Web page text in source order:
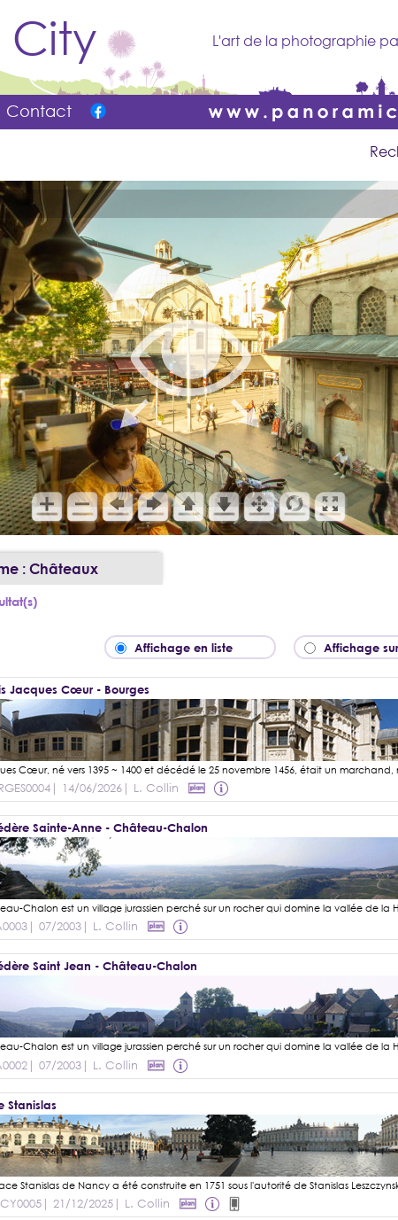
L'art de la photographie
Contact
: Châteaux
Affichage en liste Affichage
Jacques Cœur - Bourges
| 14/06/2026 | L. Collin
Sainte-Anne - Château-Chalon
| 07/2003 | L. Collin
Saint Jean - Château-Chalon
| 07/2003 | L. Collin
Stanislas
| 21/12/2025 | L. Collin